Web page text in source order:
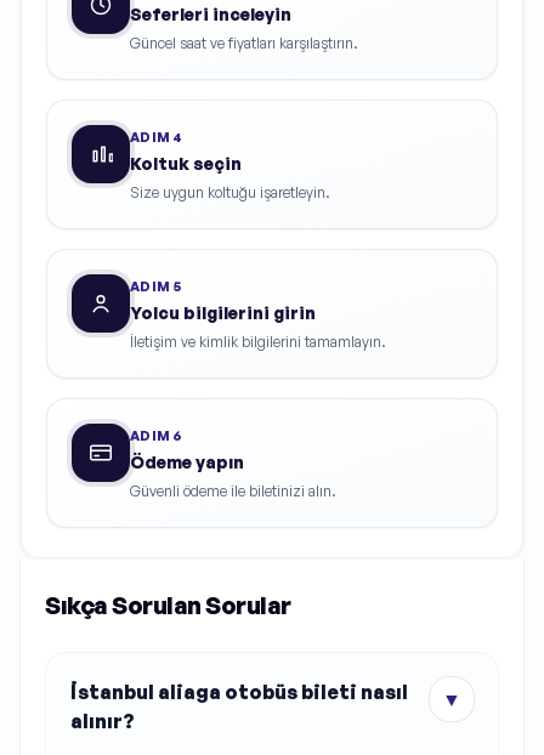
Seferleri inceleyin
Güncel saat ve fiyatları karşılaştırın.
ADIM 4
Koltuk seçin
Size uygun koltuğu işaretleyin.
ADIM 5
Yolcu bilgilerini girin
İletişim ve kimlik bilgilerini tamamlayın.
ADIM 6
Ödeme yapın
Güvenli ödeme ile biletinizi alın.
Sıkça Sorulan Sorular
İstanbul aliaga otobüs bileti nasıl
alınır?
▼